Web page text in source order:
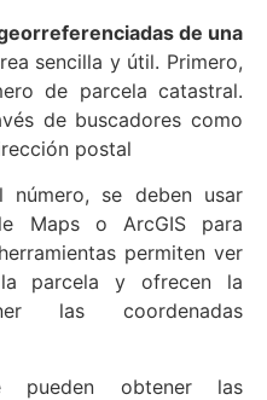
de una
sencilla y útil. Primero,
de parcela catastral.
de buscadores como
postal
se deben usar
Maps o ArcGIS para
permiten ver
parcela y ofrecen la
las coordenadas
pueden obtener las